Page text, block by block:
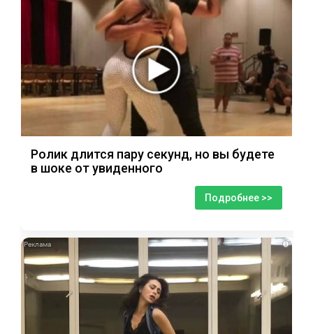
Ролик длится пару секунд, но вы будете
в шоке от увиденного
Подробнее >>
i